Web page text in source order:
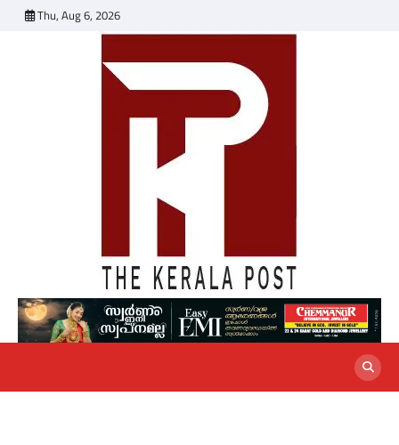
Thu, Aug 6, 2026